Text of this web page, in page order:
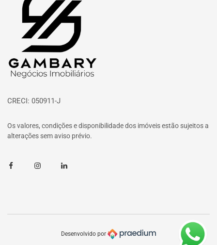
CRECI: 050911-J
Os valores, condições e disponibilidade dos imóveis estão sujeitos a
alterações sem aviso prévio.
FacebookInstagramLinkedin
Desenvolvido por